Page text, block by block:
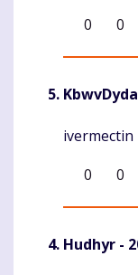
0
0
ivermectin
0
0
Hudhyr -